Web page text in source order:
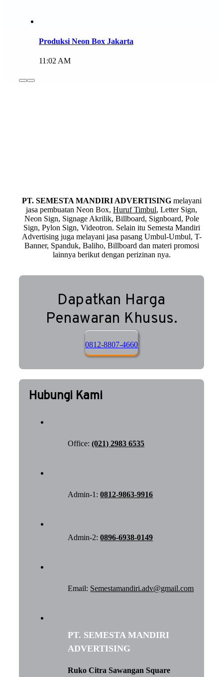
Produksi Neon Box Jakarta
11:02 AM
PT. SEMESTA MANDIRI ADVERTISINGmelayani
jasa pembuatan Neon Box, Huruf Timbul, Letter Sign,
Neon Sign, Signage Akrilik, Billboard, Signboard, Pole
Sign, Pylon Sign, Videotron. Selain itu Semesta Mandiri
Advertising juga melayani jasa pasang Umbul-Umbul, T-
Banner, Spanduk, Baliho, Billboard dan materi promosi
lainnya berikut dengan perizinan nya.
Dapatkan Harga
Penawaran Khusus.
0812-8807-4660
Hubungi Kami
Office:(021) 2983 6535
Admin-1:0812-9863-9916
Admin-2:0896-6938-0149
Email: Semestamandiri.adv@gmail.com
PT. SEMESTA MANDIRI
ADVERTISING
Ruko Citra Sawangan Square